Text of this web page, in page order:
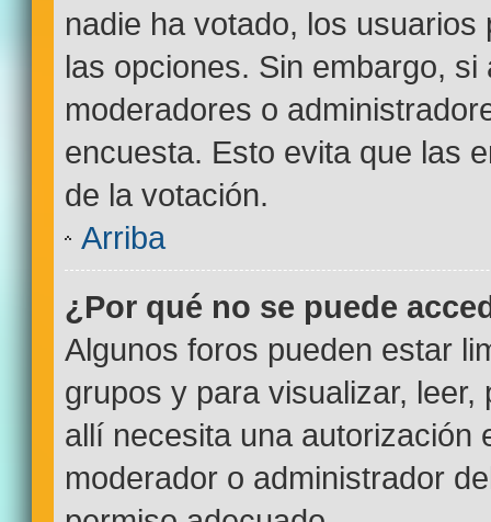
nadie ha votado, los
las opciones. Sin embargo,
moderadores o
encuesta. Esto evita que las
de la votación.
Arriba
¿Por qué no se puede
Algunos foros pueden estar
grupos y para visualizar,
allí necesita una autorización
moderador o administrador